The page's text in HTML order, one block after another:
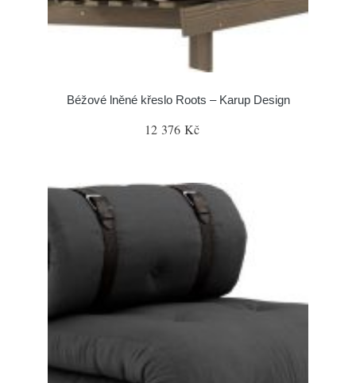
Béžové lněné křeslo Roots – Karup Design
12 376 Kč